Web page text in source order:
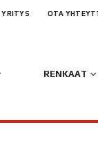
YRITYS OTA
RENKAAT